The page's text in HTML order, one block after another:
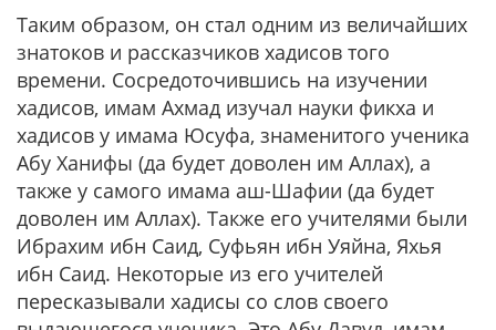
Таким образом, он стал одним из величайших
знатоков и рассказчиков хадисов того
времени. Сосредоточившись на изучении
хадисов, имам Ахмад изучал науки фикха и
хадисов у имама Юсуфа, знаменитого ученика
Абу Ханифы (да будет доволен им Аллах), а
также у самого имама аш-Шафии (да будет
доволен им Аллах). Также его учителями были
Ибрахим ибн Саид, Суфьян ибн Уяйна, Яхья
ибн Саид. Некоторые из его учителей
пересказывали хадисы со слов своего